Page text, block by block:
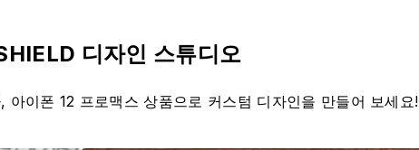
디자인 스튜디오
아이폰 12 프로맥스 상품으로 커스텀 디자인을 만들어 보세요!